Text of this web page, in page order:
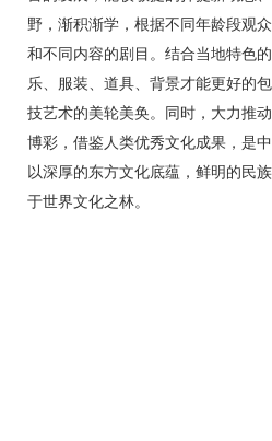
野，渐积渐学，根据不同年龄段观
和不同内容的剧目。结合当地特色
乐、服装、道具、背景才能更好的
技艺术的美轮美奂。同时，大力推
博彩，借鉴人类优秀文化成果，是
以深厚的东方文化底蕴，鲜明的民
于世界文化之林。